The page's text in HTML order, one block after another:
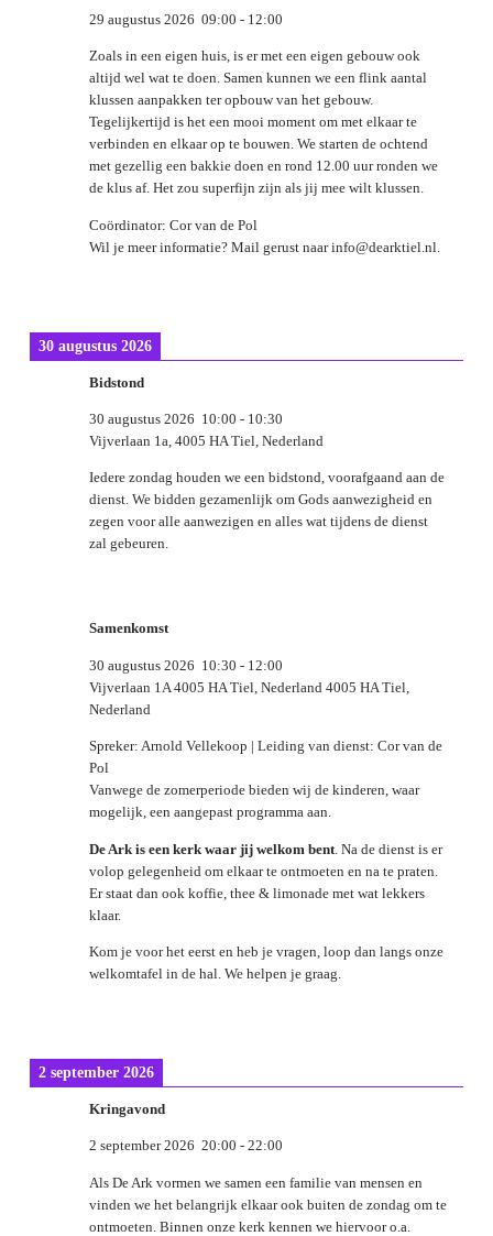
29 augustus 2026 09:00 - 12:00
Zoals in een eigen huis, is er met een eigen gebouw ook
altijd wel wat te doen. Samen kunnen we een flink aantal
klussen aanpakken ter opbouw van het gebouw.
Tegelijkertijd is het een mooi moment om met elkaar te
verbinden en elkaar op te bouwen. We starten de ochtend
met gezellig een bakkie doen en rond 12.00 uur ronden we
de klus af. Het zou superfijn zijn als jij mee wilt klussen.
Coördinator: Cor van de Pol
Wil je meer informatie? Mail gerust naar info@dearktiel.nl.
30 augustus 2026
Bidstond
30 augustus 2026 10:00 - 10:30
Vijverlaan 1a, 4005 HA Tiel, Nederland
Iedere zondag houden we een bidstond, voorafgaand aan de
dienst. We bidden gezamenlijk om Gods aanwezigheid en
zegen voor alle aanwezigen en alles wat tijdens de dienst
zal gebeuren.
Samenkomst
30 augustus 2026 10:30 - 12:00
Vijverlaan 1A 4005 HA Tiel, Nederland 4005 HA Tiel,
Nederland
Spreker: Arnold Vellekoop | Leiding van dienst: Cor van de
Pol
Vanwege de zomerperiode bieden wij de kinderen, waar
mogelijk, een aangepast programma aan.
De Ark is een kerk waar jij welkom bent. Na de dienst is er
volop gelegenheid om elkaar te ontmoeten en na te praten.
Er staat dan ook koffie, thee & limonade met wat lekkers
klaar.
Kom je voor het eerst en heb je vragen, loop dan langs onze
welkomtafel in de hal. We helpen je graag.
2 september 2026
Kringavond
2 september 2026 20:00 - 22:00
Als De Ark vormen we samen een familie van mensen en
vinden we het belangrijk elkaar ook buiten de zondag om te
ontmoeten. Binnen onze kerk kennen we hiervoor o.a.